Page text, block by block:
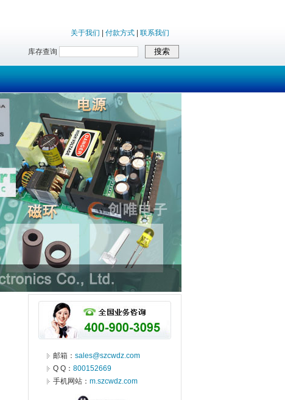
关于我们 付款方式 联系我们
库存查询
邮箱： sales@szcwdz.com
Q Q： 800152669
手机网站： m.szcwdz.com